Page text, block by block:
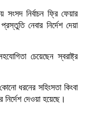
সংসদ নির্বাচন ফ্রি ফেয়ার
নেবার নির্দেশ দেয়া
চেয়েছেন স্বরাষ্ট্র
ধরনের সহিংসতা কিংবা
দেওয়া হয়েছে।